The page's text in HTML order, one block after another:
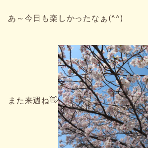
あ～今日も楽しかったなぁ(^^)
また来週ね👋